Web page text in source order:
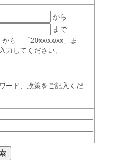
から
まで
ら 「20xx/xx/xx」ま
してください。
ード、政策をご記入くだ